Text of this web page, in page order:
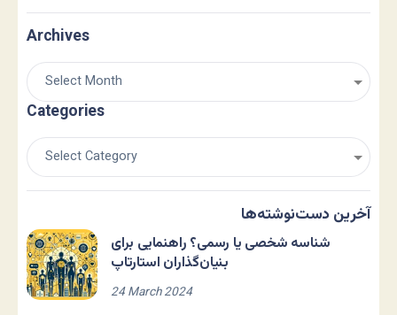
Archives
Categories
آخرین دست‌نوشته‌ها
شناسه شخصی یا رسمی؟ راهنمایی برای
بنیان‌گذاران استارتاپ
24 March 2024